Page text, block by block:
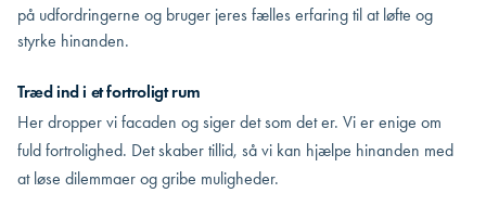
på udfordringerne og bruger jeres fælles erfaring til at løfte og
styrke hinanden.
Træd ind i et fortroligt rum
Her dropper vi facaden og siger det som det er. Vi er enige om
fuld fortrolighed. Det skaber tillid, så vi kan hjælpe hinanden med
at løse dilemmaer og gribe muligheder.